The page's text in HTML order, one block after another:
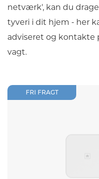
netværk', kan du
tyveri i dit hjem - her
adviseret og kontakte
vagt.
FRI FRAGT